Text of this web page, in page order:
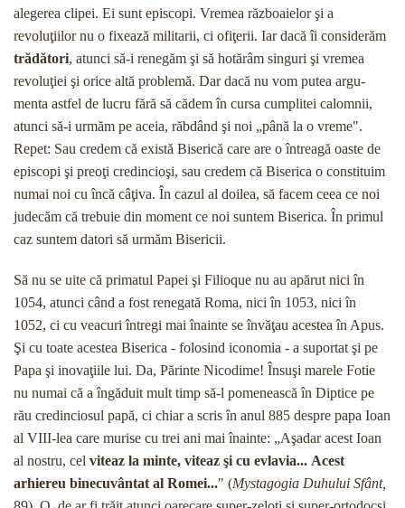
alegerea clipei. Ei sunt episcopi. Vremea războaielor şi a
revoluţiilor nu o fixează militarii, ci ofiţerii. Iar dacă îi considerăm
trădători, atunci să-i renegăm şi să hotărâm singuri şi vremea
revoluţiei şi orice altă problemă. Dar dacă nu vom putea argu­
menta astfel de lucru fără să cădem în cursa cumpli­tei calomnii,
atunci să-i urmăm pe aceia, răbdând şi noi „până la o vreme".
Repet: Sau credem că există Biserică care are o întreagă oaste de
episcopi şi preoţi credincioşi, sau credem că Biserica o constituim
nu­mai noi cu încă câţiva. În cazul al doilea, să facem ceea ce noi
judecăm că trebuie din moment ce noi suntem Biserica. În primul
caz suntem datori să ur­măm Bisericii.
Să nu se uite că primatul Papei şi Filioque nu au apărut nici în
1054, atunci când a fost renegată Ro­ma, nici în 1053, nici în
1052, ci cu veacuri întregi mai înainte se învăţau acestea în Apus.
Şi cu toate acestea Biserica - folosind iconomia - a suportat şi pe
Papa şi inovaţiile lui. Da, Părinte Nicodime! Însuşi marele Fotie
nu numai că a îngăduit mult timp să-l pomenească în Diptice pe
rău credinciosul papă, ci chiar a scris în anul 885 despre papa Ioan
al VIII-lea care murise cu trei ani mai înainte: „Aşadar acest Ioan
al nostru, cel viteaz la minte, viteaz şi cu evla­via... Acest
arhiereu binecuvântat al Romei..." (Mystagogia Duhului Sfânt,